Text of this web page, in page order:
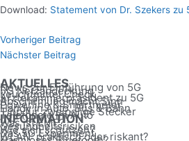
Download: Statement von Dr. Szekers zu
Vorheriger Beitrag
Nächster Beitrag
AKTUELLES
News zur Einführung von 5G
5G Netzabdeckung
Leuchtmittel Check
Ärztekammerpräsident zu 5G
Abschirmung macht Sinn
Powerline & Smartmeter
Handy in Auto, Bus & Bahn
Tipp für zweipolige Stecker
Telefonate im Auto
INFORMATION
Was ist EMF?
Gesundheitsrisiken
Wie sich schützen?
Das 5G Experiment
WLAN: praktisch oder riskant?